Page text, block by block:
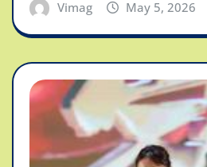
Vimag May 5, 2026